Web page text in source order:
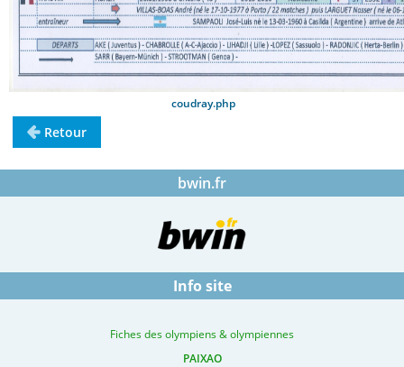
coudray.php
Retour
bwin.fr
Info site
Fiches des olympiens & olympiennes
PAIXAO